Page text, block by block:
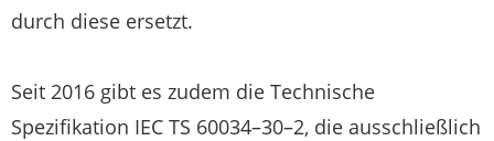
durch diese ersetzt.
Seit 2016 gibt es zudem die Technische
Spezifikation IEC TS 60034–30–2, die ausschließlich